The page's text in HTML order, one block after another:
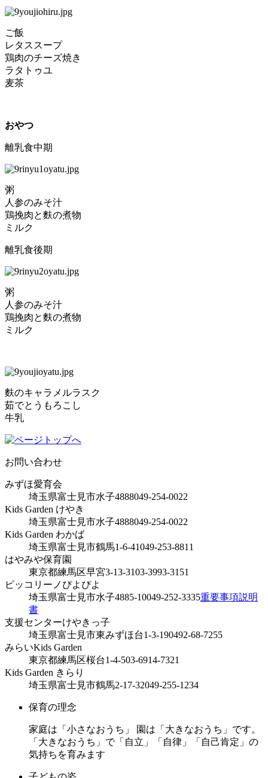
ご飯
レタススープ
鶏肉のチーズ焼き
ラタトゥユ
麦茶
おやつ
離乳食中期
粥
人参のみそ汁
鶏挽肉と麩の煮物
ミルク
離乳食後期
粥
人参のみそ汁
鶏挽肉と麩の煮物
ミルク
麩のキャラメルラスク
茹でとうもろこし
牛乳
お問い合わせ
みずほ愛育会
埼玉県富士見市水子4888049-254-0022
Kids Garden けやき
埼玉県富士見市水子4888049-254-0022
Kids Garden わかば
埼玉県富士見市鶴馬1-6-41049-253-8811
はやみや保育園
東京都練馬区早宮3-13-3103-3993-3151
ピッコリーノぴよぴよ
埼玉県富士見市水子4885-10049-252-3335重要事項説明
書
支援センターけやきっ子
埼玉県富士見市東みずほ台1-3-190492-68-7255
みらいKids Garden
東京都練馬区桜台1-4-503-6914-7321
Kids Garden きらり
埼玉県富士見市鶴馬2-17-32049-255-1234
保育の理念
家庭は「小さなおうち」 園は「大きなおうち」です。
「大きなおうち」で「自立」「自律」「自己肯定」の
気持ちを育みます